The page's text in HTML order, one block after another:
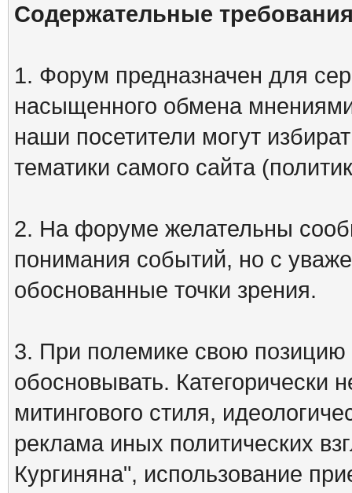
Содержательные
1. Форум предназначен для
насыщенного обмена
наши посетители могут
тематики самого сайта
2. На форуме желательны
понимания событий, но с
обоснованные точки зрения.
3. При полемике свою
обосновывать. Категорически
митингового стиля,
реклама иных политических
Кургиняна", использование